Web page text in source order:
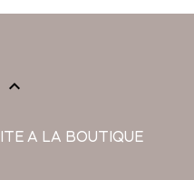

A LA BOUTIQUE